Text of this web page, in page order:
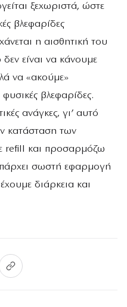
ξεχωριστά, ώστε
βλεφαρίδες
η αισθητική του
είναι να κάνουμε
να «ακούμε»
φυσικές βλεφαρίδες.
ανάγκες, γι’ αυτό
κατάσταση των
refill και προσαρμόζω
σωστή εφαρμογή
διάρκεια και